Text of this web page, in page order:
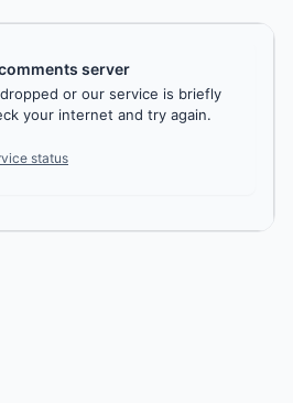
server
or our service is briefly
your internet and try again.
status